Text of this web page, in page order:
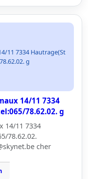
11 7334 Hautrage(St
g
14/11 7334
78.62.02. g
14/11 7334
78.62.02.
cher